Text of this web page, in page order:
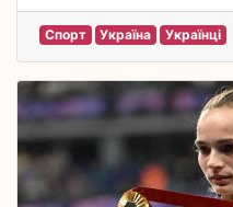
Спорт Україна Українці